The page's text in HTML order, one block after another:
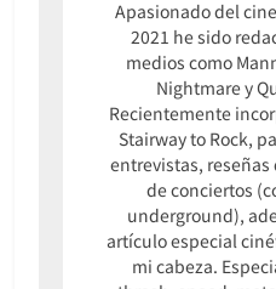
Apasionado del
2021 he sido
medios como
Nightmare y
Recientemente
Stairway to Rock,
entrevistas, reseñas
de conciertos
underground),
artículo especial
mi cabeza.